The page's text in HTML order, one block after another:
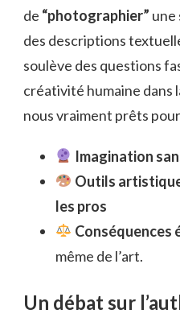
de “photographier” une
des descriptions
soulève des questions
créativité humaine dans
nous vraiment prêts
Imagination
Outils
les pros
Conséquences
même de l’art.
Un débat sur